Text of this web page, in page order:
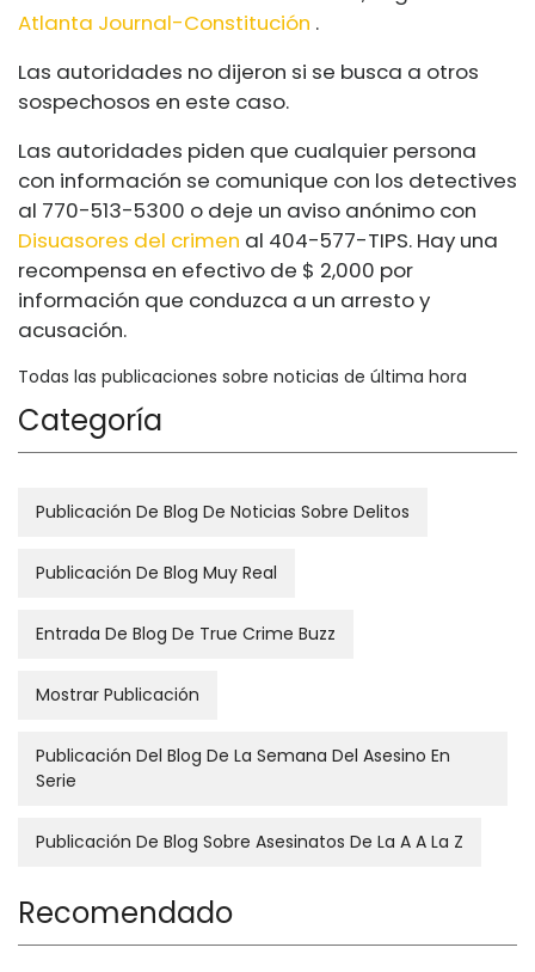
Atlanta Journal-Constitución .
Las autoridades no dijeron si se busca a otros
sospechosos en este caso.
Las autoridades piden que cualquier persona
con información se comunique con los detectives
al 770-513-5300 o deje un aviso anónimo con
Disuasores del crimen al 404-577-TIPS. Hay una
recompensa en efectivo de $ 2,000 por
información que conduzca a un arresto y
acusación.
Todas las publicaciones sobre noticias de última hora
Categoría
Publicación De Blog De Noticias Sobre Delitos
Publicación De Blog Muy Real
Entrada De Blog De True Crime Buzz
Mostrar Publicación
Publicación Del Blog De La Semana Del Asesino En
Serie
Publicación De Blog Sobre Asesinatos De La A A La Z
Recomendado